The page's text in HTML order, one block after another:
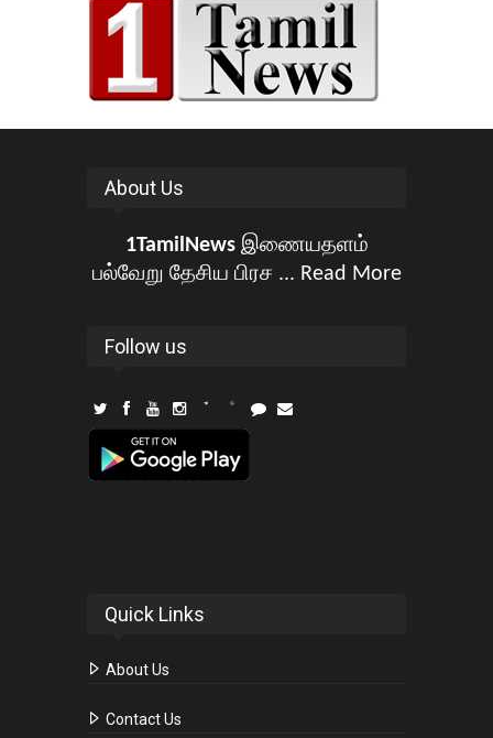
About Us
1TamilNewsஇணையதளம்
பல்வேறு தேசிய பிரச ... Read More
Follow us
Quick Links
About Us
Contact Us